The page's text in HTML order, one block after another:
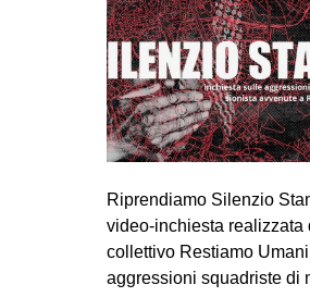
MSM
STUDENTI
ZAM
MILANO
SPAZI
SPORT POPOLARE
Riprendiamo Silenzio
video-inchiesta realizzata
collettivo Restiamo
aggressioni squadriste di